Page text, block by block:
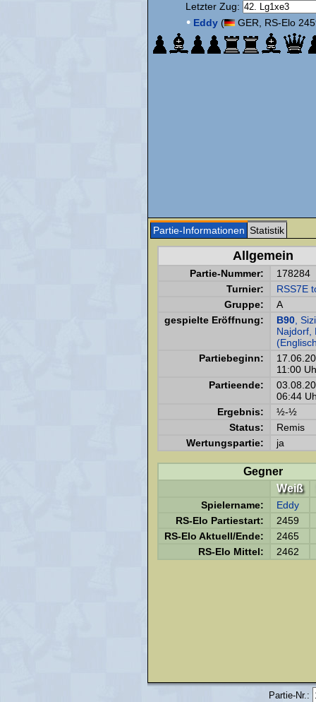
Letzter Zug:
• Eddy( GER, RS-Elo
Partie-Informationen Statistik
Allgemein
Partie-Nummer:
178284
Turnier:
RSS7E
Gruppe:
A
gespielte Eröffnung:
B90 ,
Najdorf,
Partiebeginn:
11:00
Partieende:
06:44
Ergebnis:
½-½
Status:
Remis
Wertungspartie:
ja
Gegner
Weiß
Spielername:
Eddy
RS-Elo Partiestart:
2459
RS-Elo Aktuell/Ende:
2465
RS-Elo Mittel:
2462
Partie-Nr.: